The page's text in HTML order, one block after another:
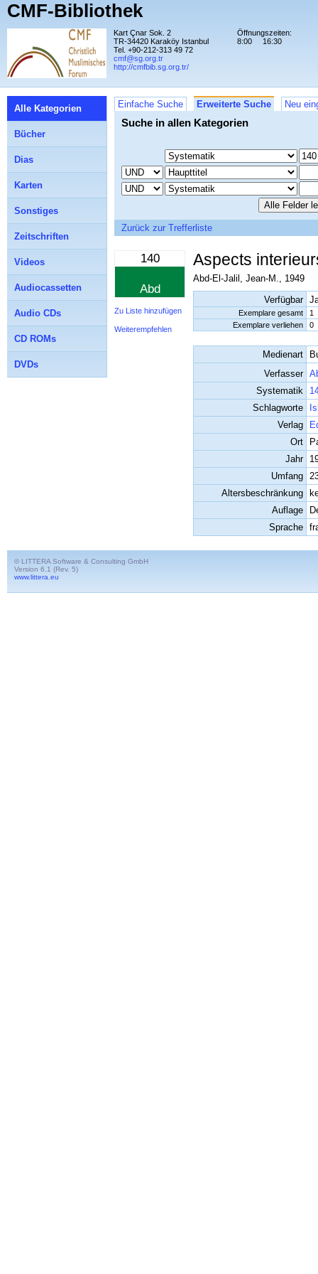
CMF-Bibliothek
Kart Çnar Sok. 2
TR-34420 Karaköy Istanbul
Tel. +90-212-313 49 72
cmf@sg.org.tr
http://cmfbib.sg.org.tr/
Öffnungszeiten:
8:00
16:30
Einfache Suche Erweiterte Suche Neu
Suche in allen Kategorien
Zurück zur Trefferliste
140
Abd
Zu Liste hinzufügen
Weiterempfehlen
Aspects
Abd-El-Jalil, Jean-M., 1949
Verfügbar
Exemplare gesamt
1
Exemplare verliehen
0
Medienart
Verfasser
Systematik
Schlagworte
Verlag
Ort
Jahr
Umfang
Altersbeschränkung
Auflage
Sprache
Alle Kategorien
Bücher
Dias
Karten
Sonstiges
Zeitschriften
Videos
Audiocassetten
Audio CDs
CD ROMs
DVDs
© LITTERA Software & Consulting GmbH
Version 6.1 (Rev. 5)
www.littera.eu